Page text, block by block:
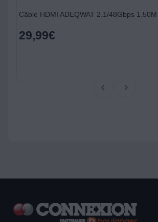
Câble HDMI ADEQWAT 2.1/48Gbps
29,99€